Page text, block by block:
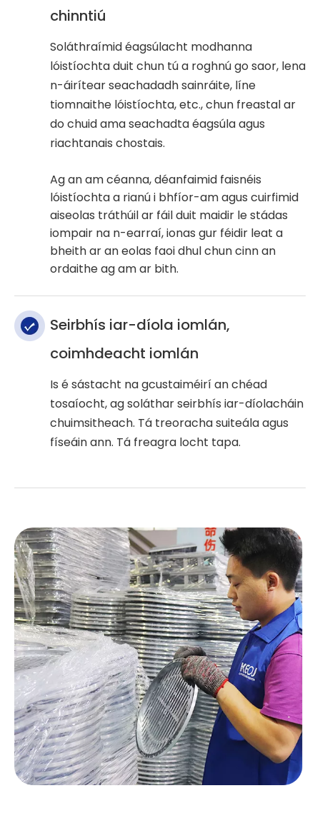
chinntiú
Soláthraímid éagsúlacht modhanna
lóistíochta duit chun tú a roghnú go saor, lena
n-áirítear seachadadh sainráite, líne
tiomnaithe lóistíochta, etc., chun freastal ar
do chuid ama seachadta éagsúla agus
riachtanais chostais.
Ag an am céanna, déanfaimid faisnéis
lóistíochta a rianú i bhfíor-am agus cuirfimid
aiseolas tráthúil ar fáil duit maidir le stádas
iompair na n-earraí, ionas gur féidir leat a
bheith ar an eolas faoi dhul chun cinn an
ordaithe ag am ar bith.
Seirbhís iar-díola iomlán,
coimhdeacht iomlán
Is é sástacht na gcustaiméirí an chéad
tosaíocht, ag soláthar seirbhís iar-díolacháin
chuimsitheach. Tá treoracha suiteála agus
físeáin ann. Tá freagra locht tapa.